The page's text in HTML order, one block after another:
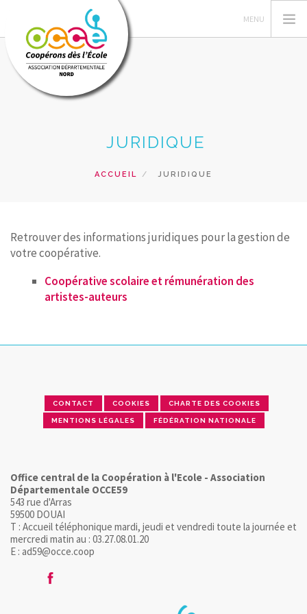
GERER SA COOPERATIVE
RESSOURCES PEDAGOGIQUES
PRÊTS ET SERVICES
RECHERCHER
JURIDIQUE
ACCUEIL JURIDIQUE
Retrouver des informations juridiques pour la gestion de
votre coopérative.
Coopérative scolaire et rémunération des
artistes-auteurs
CONTACT COOKIES CHARTE DES COOKIES
MENTIONS LÉGALES FÉDÉRATION NATIONALE
Office central de la Coopération à l'Ecole - Association
Départementale OCCE59
543 rue d'Arras
59500 DOUAI
T : Accueil téléphonique mardi, jeudi et vendredi toute la journée et
mercredi matin au : 03.27.08.01.20
E : ad59@occe.coop